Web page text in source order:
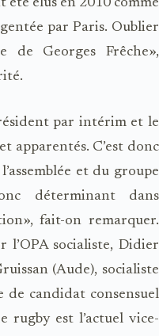
été élus en 2010 comme
par Paris. Oublier
de Georges Frêche»,
par intérim et le
apparentés. C’est donc
et du groupe
déterminant dans
fait-on remarquer.
socialiste, Didier
(Aude), socialiste
candidat consensuel
rugby est l’actuel vice-